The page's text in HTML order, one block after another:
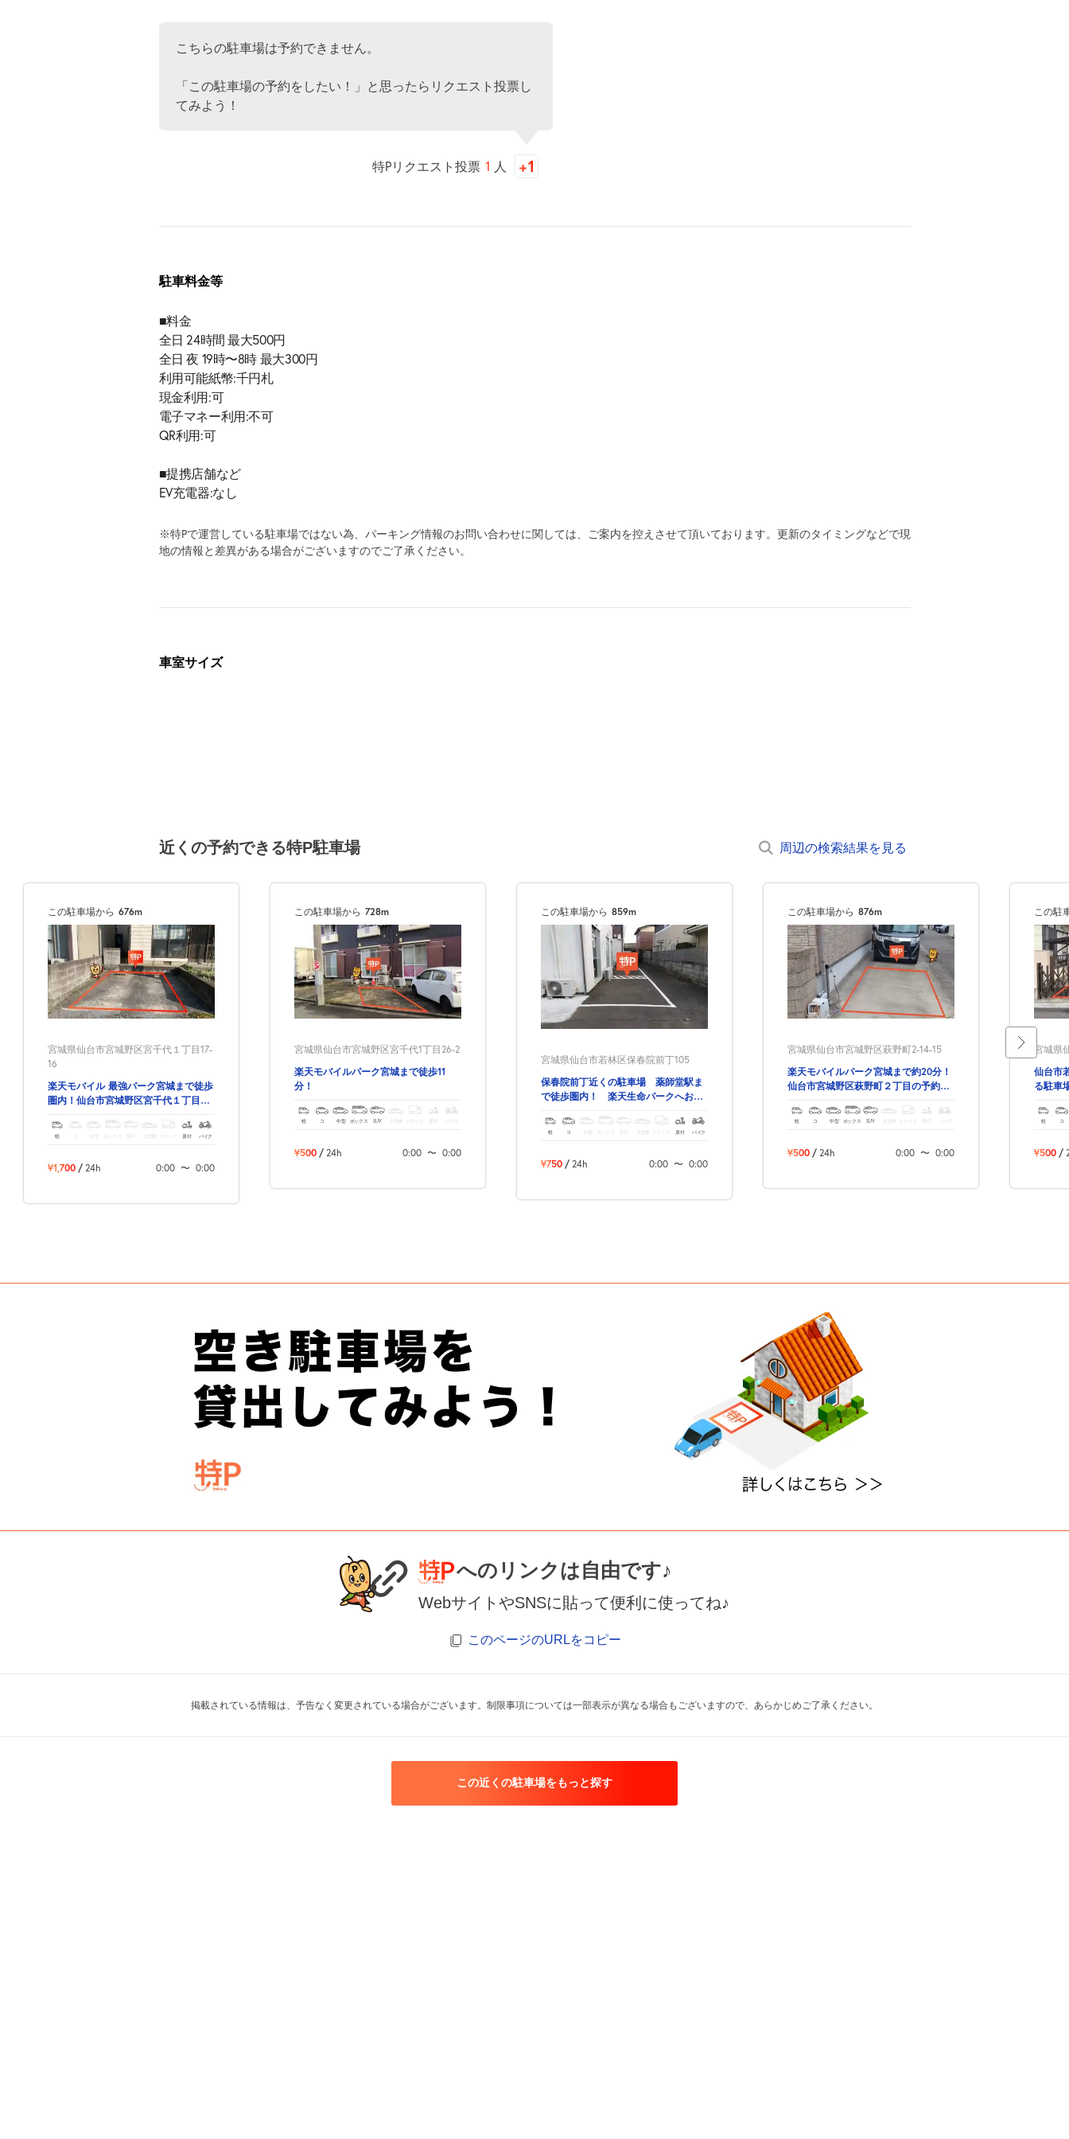
こちらの駐車場は予約できません。
「この駐車場の予約をしたい！」と思ったらリクエスト投票し
てみよう！
特Pリクエスト投票 1 人
駐車料金等
■料金
全日 24時間 最大500円
全日 夜 19時〜8時 最大300円
利用可能紙幣:千円札
現金利用:可
電子マネー利用:不可
QR利用:可
■提携店舗など
EV充電器:なし
※特Pで運営している駐車場ではない為、パーキング情報のお問い合わせに関しては、ご案内を控えさせて頂いております。更新のタイミングなどで現
地の情報と差異がある場合がございますのでご了承ください。
車室サイズ
近くの予約できる特P駐車場 周辺の検索結果を見る
この駐車場から 676m
宮城県仙台市宮城野区宮千代１丁目17-
16
楽天モバイル 最強パーク宮城まで徒歩
圏内！仙台市宮城野区宮千代１丁目の
軽 中型 ボックス SUV 大型車 トラック 原付 バイク
¥1,700 / 24h 0:00 〜 0:00
この駐車場から 728m
宮城県仙台市宮城野区宮千代1丁目26-2
楽天モバイルパーク宮城まで徒歩11
分！
軽 コ 中型 ボックス SUV トラック バイク
¥500 / 24h 0:00 〜 0:00
この駐車場から 859m
宮城県仙台市若林区保春院前丁105
保春院前丁近くの駐車場 薬師堂駅ま
で徒歩圏内！ 楽天生命パークへお越
軽 コ 中型 ボックス SUV 大型車 トラック 原付 バイク
¥750 / 24h 0:00 〜 0:00
この駐車場から 876m
宮城県仙台市宮城野区萩野町2-14-15
楽天モバイルパーク宮城まで約20分！
仙台市宮城野区萩野町２丁目の予約で
軽 コ 中型 ボックス SUV トラック バイク
¥500 / 24h 0:00 〜 0:00
この駐
宮城県
仙台市
る駐車
軽 コ
¥500 /
へのリンクは自由です♪
WebサイトやSNSに貼って便利に使ってね♪
このページのURLをコピー
掲載されている情報は、予告なく変更されている場合がございます。制限事項については一部表示が異なる場合もございますので、あらかじめご了承ください。
この近くの駐車場をもっと探す